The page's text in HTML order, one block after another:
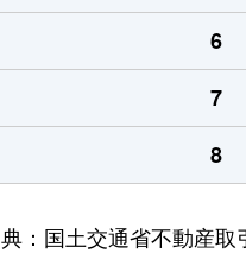
6
7
8
：国土交通省不動産取